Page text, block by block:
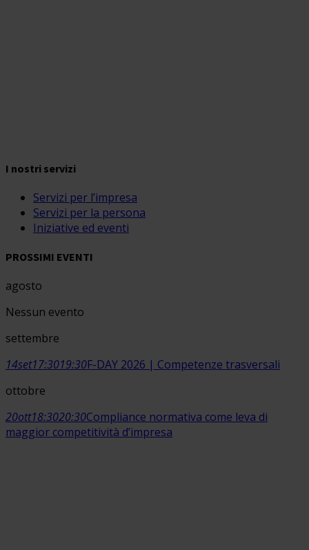
I nostri servizi
Servizi per l’impresa
Servizi per la persona
Iniziative ed eventi
PROSSIMI EVENTI
agosto
Nessun evento
settembre
14set17:3019:30F-DAY 2026 | Competenze trasversali
ottobre
20ott18:3020:30Compliance normativa come leva di
maggior competitività d’impresa